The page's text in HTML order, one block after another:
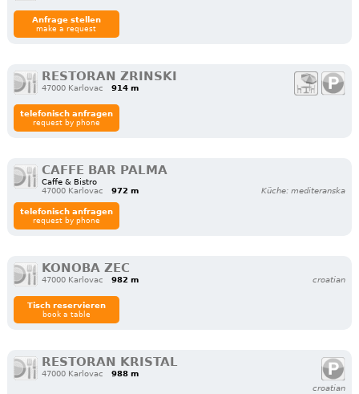
Anfrage stellen
make a request
RESTORAN ZRINSKI
47000 Karlovac 914 m
telefonisch anfragen
request by phone
CAFFE BAR PALMA
Caffe & Bistro
47000 Karlovac
972 m Küche: mediteranska
telefonisch anfragen
request by phone
KONOBA ZEC
47000 Karlovac 982 m croatian
Tisch reservieren
book a table
RESTORAN KRISTAL
47000 Karlovac
988 m
croatian